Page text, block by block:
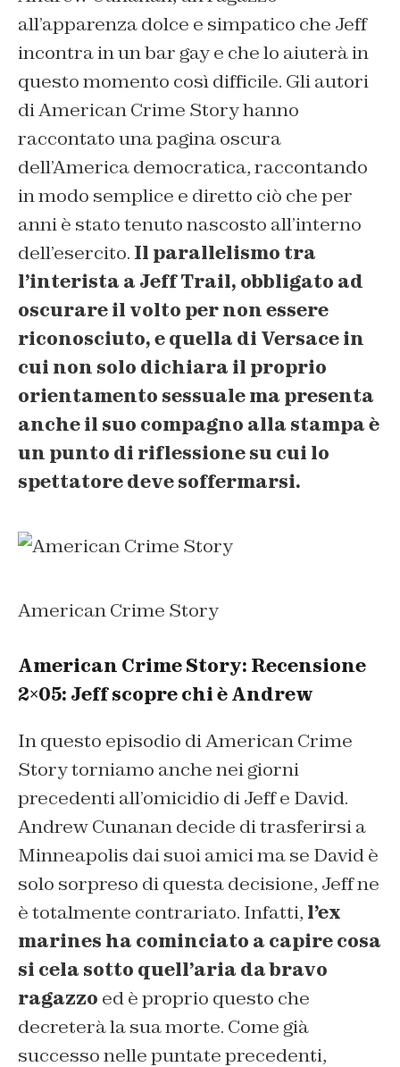
all’apparenza dolce e simpatico che Jeff
incontra in un bar gay e che lo aiuterà in
questo momento così difficile. Gli autori
di American Crime Story hanno
raccontato una pagina oscura
dell’America democratica, raccontando
in modo semplice e diretto ciò che per
anni è stato tenuto nascosto all’interno
dell’esercito. Il parallelismo tra
l’interista a Jeff Trail, obbligato ad
oscurare il volto per non essere
riconosciuto, e quella di Versace in
cui non solo dichiara il proprio
orientamento sessuale ma presenta
anche il suo compagno alla stampa è
un punto di riflessione su cui lo
spettatore deve soffermarsi.
American Crime Story
American Crime Story: Recensione
2×05: Jeff scopre chi è Andrew
In questo episodio di American Crime
Story torniamo anche nei giorni
precedenti all’omicidio di Jeff e David.
Andrew Cunanan decide di trasferirsi a
Minneapolis dai suoi amici ma se David è
solo sorpreso di questa decisione, Jeff ne
è totalmente contrariato. Infatti, l’ex
marines ha cominciato a capire cosa
si cela sotto quell’aria da bravo
ragazzo ed è proprio questo che
decreterà la sua morte. Come già
successo nelle puntate precedenti,